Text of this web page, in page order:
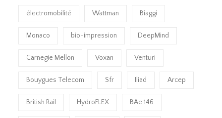
électromobilité Wattman Biaggi
Monaco bio-impression DeepMind
Carnegie Mellon Voxan Venturi
Bouygues Telecom Sfr Iliad Arcep
British Rail HydroFLEX BAe 146